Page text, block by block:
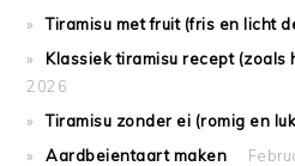
Tiramisu met fruit (fris en licht
Klassiek tiramisu recept (zoals
2026
Tiramisu zonder ei (romig en
Aardbeientaart maken